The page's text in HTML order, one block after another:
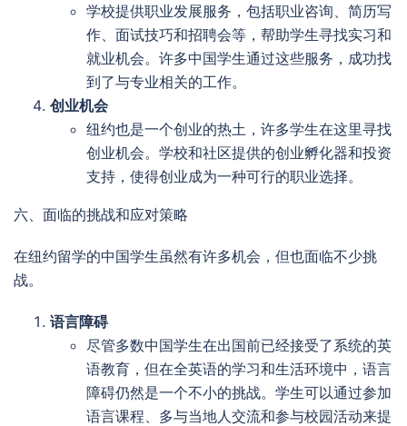
学校提供职业发展服务，包括职业咨询、简历写
作、面试技巧和招聘会等，帮助学生寻找实习和
就业机会。许多中国学生通过这些服务，成功找
到了与专业相关的工作。
创业机会
纽约也是一个创业的热土，许多学生在这里寻找
创业机会。学校和社区提供的创业孵化器和投资
支持，使得创业成为一种可行的职业选择。
六、面临的挑战和应对策略
在纽约留学的中国学生虽然有许多机会，但也面临不少挑
战。
语言障碍
尽管多数中国学生在出国前已经接受了系统的英
语教育，但在全英语的学习和生活环境中，语言
障碍仍然是一个不小的挑战。学生可以通过参加
语言课程、多与当地人交流和参与校园活动来提